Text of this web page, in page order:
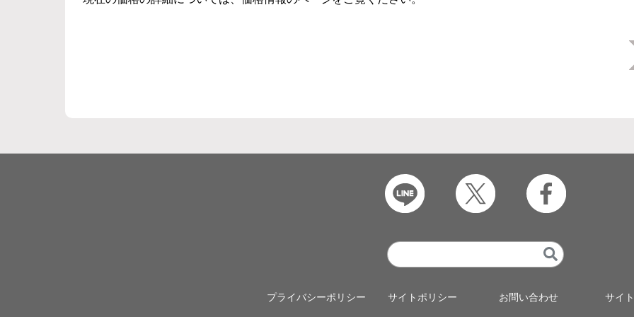
プライバシーポリシー サイトポリシー お問い合わせ サイ